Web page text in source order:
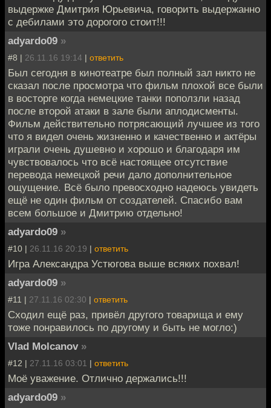
выдержке Дмитрия Юрьевича, говорить выдержанно
с дебилами это дорогого стоит!!!
adyardo09 »
#8 | 26.11.16 19:14 | ответить
Был сегодня в кинотеатре был полный зал никто не
сказал после просмотра что фильм плохой все были
в восторге когда немецкие танки поползли назад
после второй атаки в зале были аплодисменты.
Фильм действительно потрясающий лучшее из того
что я видел очень жизненно и качественно и актёры
играли очень душевно и хорошо и благодаря им
чувствовалось что всё настоящее отсутствие
перевода немецкой речи дало дополнительное
ощущение. Всё было превосходно надеюсь увидеть
ещё не один фильм от создателей. Спасибо вам
всем большое и Дмитрию отдельно!
adyardo09 »
#10 | 26.11.16 20:19 | ответить
Игра Александра Устюгова выше всяких похвал!
adyardo09 »
#11 | 27.11.16 02:30 | ответить
Сходил ещё раз, привёл другого товарища и ему
тоже понравилось по другому и быть не могло:)
Vlad Molcanov »
#12 | 27.11.16 03:01 | ответить
Моё уважение. Отлично держались!!!
adyardo09 »